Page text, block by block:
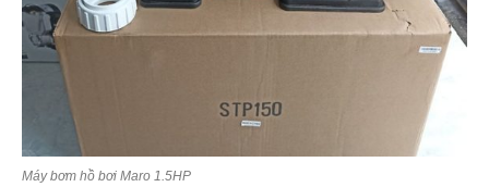
Máy bơm hồ bơi Maro 1.5HP